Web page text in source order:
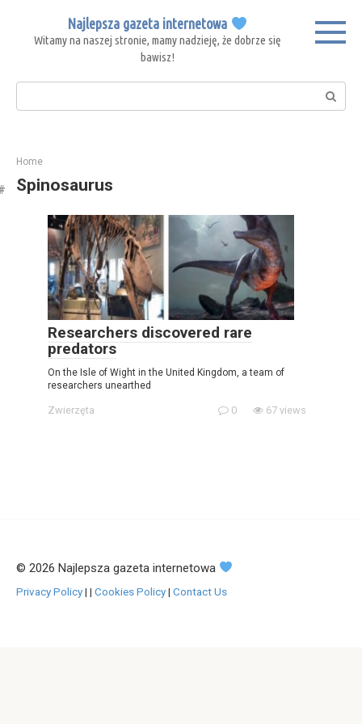
content
Najlepsza gazeta internetowa
Witamy na naszej stronie, mamy nadzieję, że dobrze się
bawisz!
Search:
Home
Spinosaurus
Researchers discovered rare
predators
On the Isle of Wight in the United Kingdom, a team of
researchers unearthed
Zwierzęta 0 67 views
© 2026 Najlepsza gazeta internetowa
Privacy Policy| | Cookies Policy| Contact Us